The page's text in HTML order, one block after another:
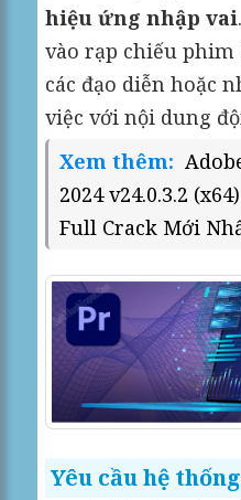
hiệu ứng nhập vai
vào rạp chiếu phim
các đạo diễn hoặc
việc với nội dung
Xem thêm:
2024 v24.0.3.2
Full Crack Mới
Yêu cầu hệ